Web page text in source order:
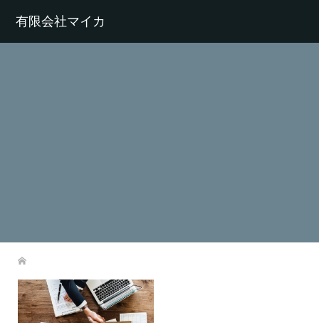
有限会社マイカ